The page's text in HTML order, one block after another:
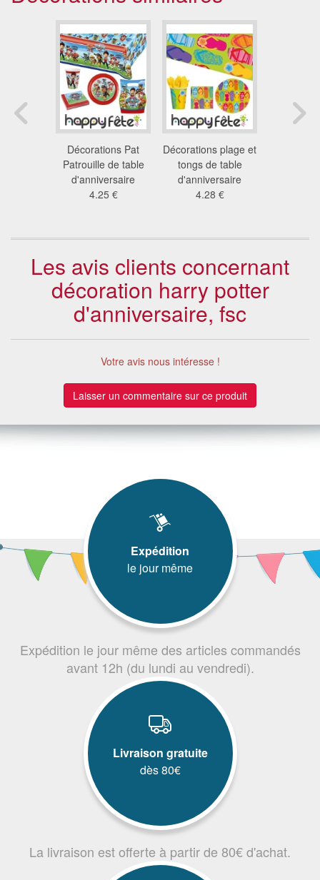
Décorations Pat
Patrouille de table
d'anniversaire
4.25 €
Décorations plage et
tongs de table
d'anniversaire
4.28 €
Les avis clients concernant
décoration harry potter
d'anniversaire, fsc
Votre avis nous intéresse !
Laisser un commentaire sur ce produit
Expédition
le jour même
Expédition le jour même des articles commandés
avant 12h (du lundi au vendredi).
Livraison gratuite
dès 80€
La livraison est offerte à partir de 80€ d'achat.